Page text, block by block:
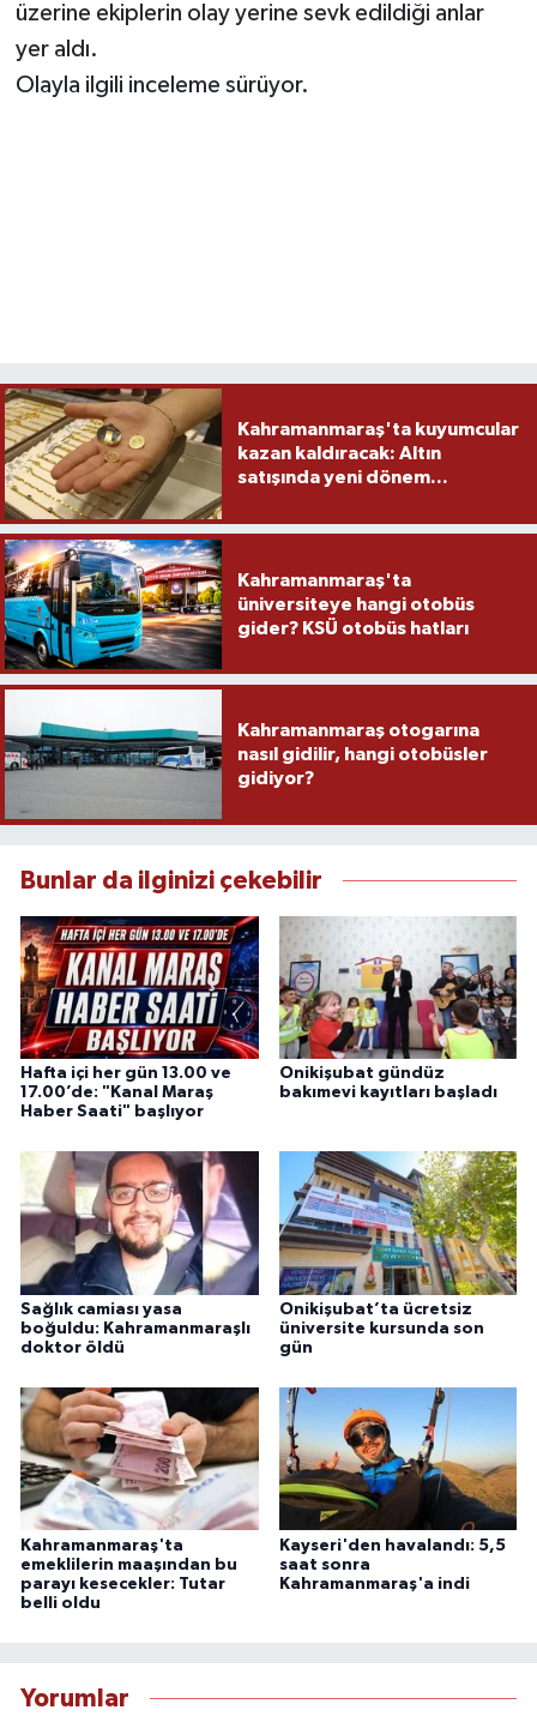
üzerine ekiplerin olay yerine sevk edildiği anlar
yer aldı.
Olayla ilgili inceleme sürüyor.
Kahramanmaraş'ta kuyumcular
kazan kaldıracak: Altın
satışında yeni dönem...
Kahramanmaraş'ta
üniversiteye hangi otobüs
gider? KSÜ otobüs hatları
Kahramanmaraş otogarına
nasıl gidilir, hangi otobüsler
gidiyor?
Bunlar da ilginizi çekebilir
Hafta içi her gün 13.00 ve
17.00’de: "Kanal Maraş
Haber Saati" başlıyor
Onikişubat gündüz
bakımevi kayıtları başladı
Sağlık camiası yasa
boğuldu: Kahramanmaraşlı
doktor öldü
Onikişubat’ta ücretsiz
üniversite kursunda son
gün
Kahramanmaraş'ta
emeklilerin maaşından bu
parayı kesecekler: Tutar
belli oldu
Kayseri'den havalandı: 5,5
saat sonra
Kahramanmaraş'a indi
Yorumlar